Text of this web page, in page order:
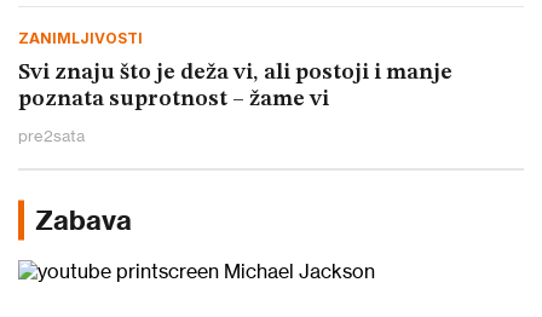
ZANIMLJIVOSTI
Svi znaju što je deža vi, ali postoji i manje
poznata suprotnost – žame vi
pre2sata
Zabava